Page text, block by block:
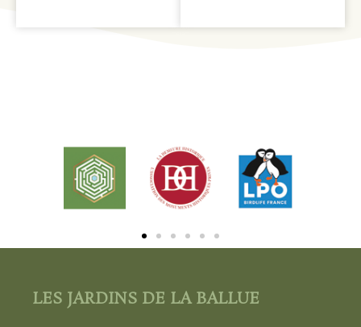
LES JARDINS DE LA BALLUE